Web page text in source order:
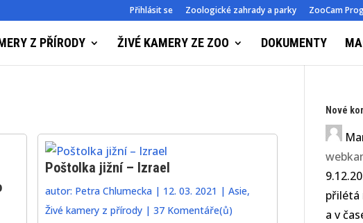
Přihlásit se Zoologické zahrady a parky ZooCam
Z PŘÍRODY ŽIVÉ KAMERY ZE ZOO DOKUMENTY
Poštolka jižní – Izrael
autor: Petra Chlumecka| 12. 03. 2021 | Asie,
Živé kamery z přírody| 37 Komentáře(ů)
Nové
přilétá
a v